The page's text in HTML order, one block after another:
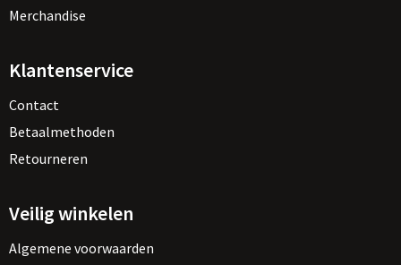
Merchandise
Klantenservice
Contact
Betaalmethoden
Retourneren
Veilig winkelen
Algemene voorwaarden